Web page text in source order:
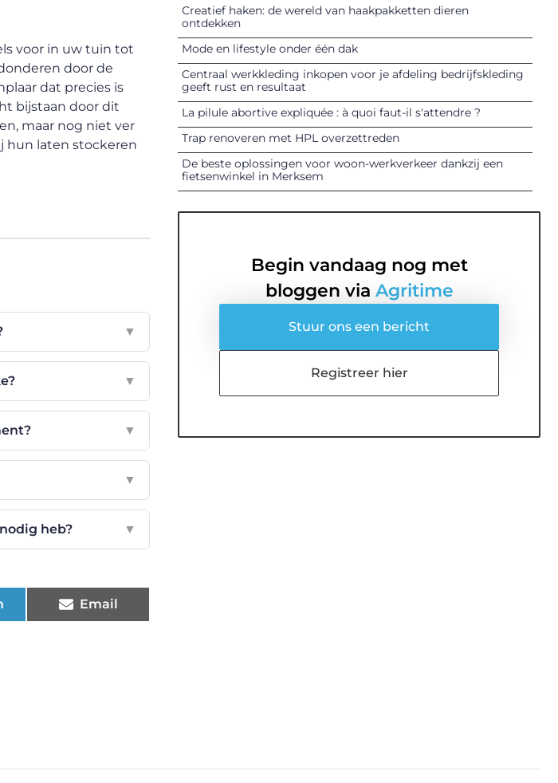
voor in uw tuin tot
door de
dat precies is
bijstaan door dit
maar nog niet ver
hun laten stockeren
▼
▼
▼
▼
heb? ▼
Email
Creatief haken: de wereld van haakpakketten dieren
ontdekken
Mode en lifestyle onder één dak
Centraal werkkleding inkopen voor je afdeling bedrijfskleding
geeft rust en resultaat
La pilule abortive expliquée : à quoi faut-il s'attendre ?
Trap renoveren met HPL overzettreden
De beste oplossingen voor woon-werkverkeer dankzij een
fietsenwinkel in Merksem
Begin vandaag nog met
bloggen via Agritime
Stuur ons een bericht
Registreer hier